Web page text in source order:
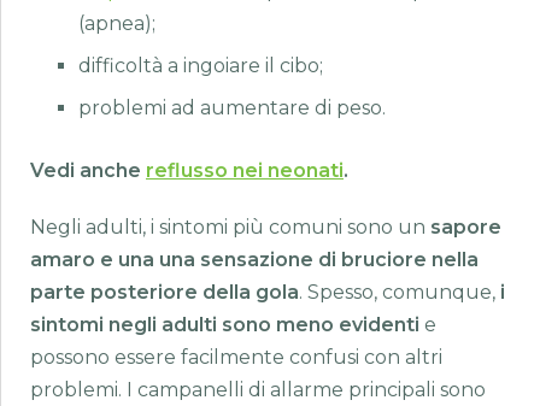
(apnea);
difficoltà a ingoiare il cibo;
problemi ad aumentare di peso.
Vedi anche reflusso nei neonati.
Negli adulti, i sintomi più comuni sono un sapore
amaro e una una sensazione di bruciore nella
parte posteriore della gola. Spesso, comunque, i
sintomi negli adulti sono meno evidenti e
possono essere facilmente confusi con altri
problemi. I campanelli di allarme principali sono